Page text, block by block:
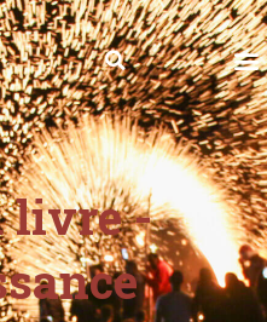
livre -